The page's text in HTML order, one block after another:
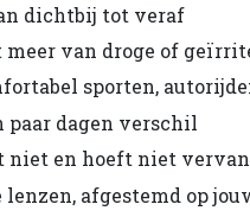
dichtbij tot veraf
meer van droge of
sporten,
paar dagen verschil
niet en hoeft niet
afgestemd op